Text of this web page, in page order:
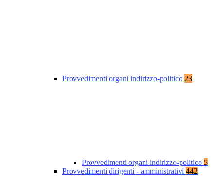
Provvedimenti organi indirizzo-politico 23
Provvedimenti organi indirizzo-politico 5
Provvedimenti dirigenti - amministrativi 442